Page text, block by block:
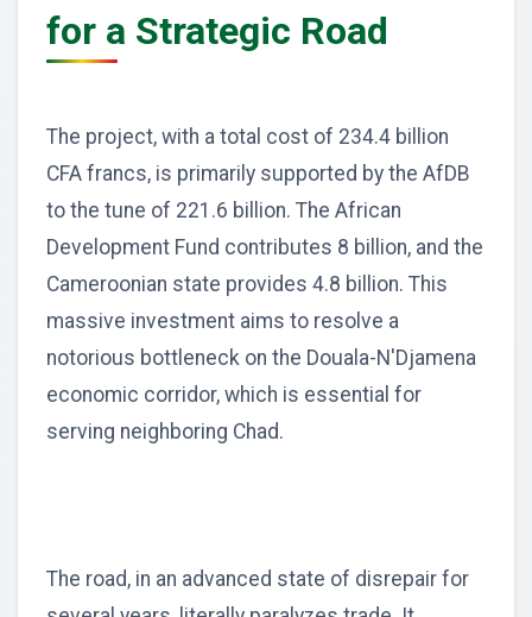
for a Strategic Road
The project, with a total cost of 234.4 billion
CFA francs, is primarily supported by the AfDB
to the tune of 221.6 billion. The African
Development Fund contributes 8 billion, and the
Cameroonian state provides 4.8 billion. This
massive investment aims to resolve a
notorious bottleneck on the Douala-N'Djamena
economic corridor, which is essential for
serving neighboring Chad.
The road, in an advanced state of disrepair for